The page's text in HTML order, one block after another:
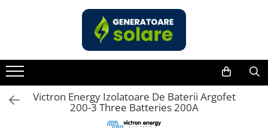
Acasa
Statii de Alimentare Portabile
Cauta dupa capacitate
Victron Energy Izolatoare De Baterii Argofet
200-3 Three Batteries 200A